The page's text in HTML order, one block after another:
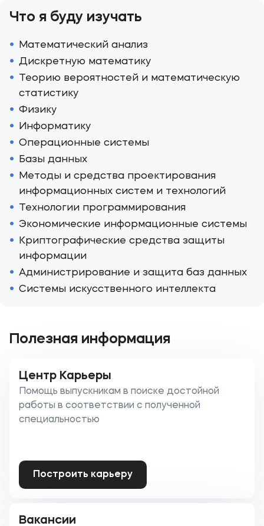
Что я буду изучать
Математический анализ
Дискретную математику
Теорию вероятностей и математическую
статистику
Физику
Информатику
Операционные системы
Базы данных
Методы и средства проектирования
информационных систем и технологий
Технологии программирования
Экономические информационные системы
Криптографические средства защиты
информации
Администрирование и защита баз данных
Системы искусственного интеллекта
Полезная информация
Центр Карьеры
Помощь выпускникам в поиске достойной
работы в соответствии с полученной
специальностью
Построить карьеру
Вакансии